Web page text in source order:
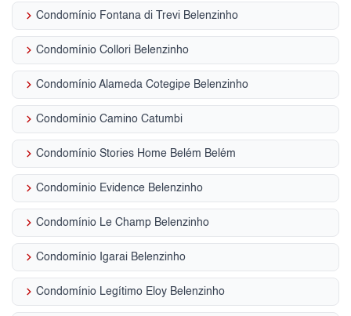
keyboard_arrow_right Condomínio Fontana di Trevi Belenzinho
keyboard_arrow_right Condomínio Collori Belenzinho
keyboard_arrow_right Condomínio Alameda Cotegipe Belenzinho
keyboard_arrow_right Condomínio Camino Catumbi
keyboard_arrow_right Condomínio Stories Home Belém Belém
keyboard_arrow_right Condomínio Evidence Belenzinho
keyboard_arrow_right Condomínio Le Champ Belenzinho
keyboard_arrow_right Condomínio Igarai Belenzinho
keyboard_arrow_right Condomínio Legítimo Eloy Belenzinho